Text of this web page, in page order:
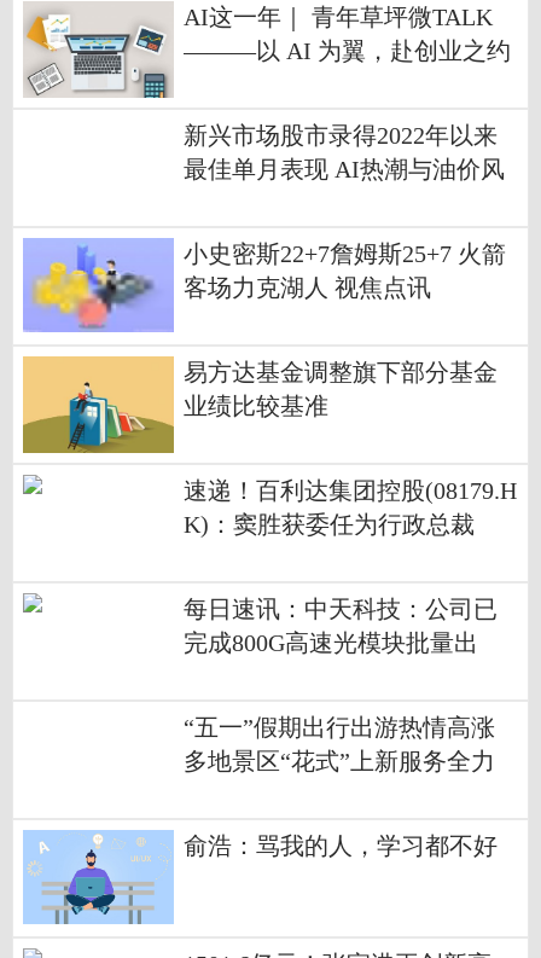
AI这一年｜ 青年草坪微TALK
———以 AI 为翼，赴创业之约
新兴市场股市录得2022年以来
最佳单月表现 AI热潮与油价风
小史密斯22+7詹姆斯25+7 火箭
客场力克湖人 视焦点讯
易方达基金调整旗下部分基金
业绩比较基准
速递！百利达集团控股(08179.H
K)：窦胜获委任为行政总裁
每日速讯：中天科技：公司已
完成800G高速光模块批量出
“五一”假期出行出游热情高涨
多地景区“花式”上新服务全力
俞浩：骂我的人，学习都不好